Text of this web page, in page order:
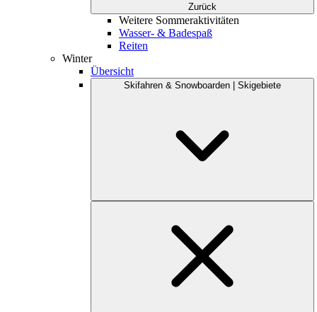
Zurück
Weitere Sommeraktivitäten
Wasser- & Badespaß
Reiten
Winter
Übersicht
Skifahren & Snowboarden | Skigebiete